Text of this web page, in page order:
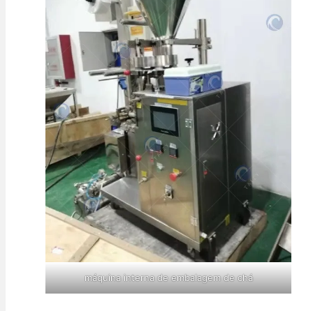
máquina interna de embalagem de chá